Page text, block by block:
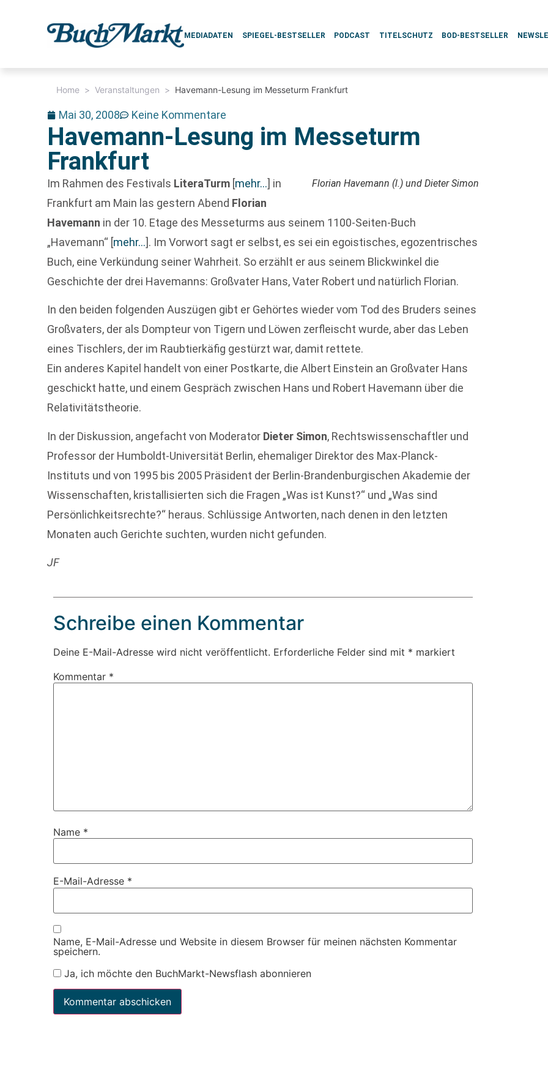
MEDIADATEN SPIEGEL-BESTSELLER PODCAST TITELSCHUTZ BOD-BESTSELLER
Home > Veranstaltungen > Havemann-Lesung im Messeturm Frankfurt
Mai 30, 2008 Keine Kommentare
Havemann-Lesung im Messeturm
Frankfurt
Florian Havemann (l.) und Dieter Simon
Im Rahmen des Festivals LiteraTurm [mehr…] in
Frankfurt am Main las gestern Abend Florian
Havemann in der 10. Etage des Messeturms aus seinem 1100-Seiten-Buch
„Havemann“ [mehr…]. Im Vorwort sagt er selbst, es sei ein egoistisches, egozentrisches
Buch, eine Verkündung seiner Wahrheit. So erzählt er aus seinem Blickwinkel die
Geschichte der drei Havemanns: Großvater Hans, Vater Robert und natürlich Florian.
In den beiden folgenden Auszügen gibt er Gehörtes wieder vom Tod des Bruders seines
Großvaters, der als Dompteur von Tigern und Löwen zerfleischt wurde, aber das Leben
eines Tischlers, der im Raubtierkäfig gestürzt war, damit rettete.
Ein anderes Kapitel handelt von einer Postkarte, die Albert Einstein an Großvater Hans
geschickt hatte, und einem Gespräch zwischen Hans und Robert Havemann über die
Relativitätstheorie.
In der Diskussion, angefacht von Moderator Dieter Simon, Rechtswissenschaftler und
Professor der Humboldt-Universität Berlin, ehemaliger Direktor des Max-Planck-
Instituts und von 1995 bis 2005 Präsident der Berlin-Brandenburgischen Akademie der
Wissenschaften, kristallisierten sich die Fragen „Was ist Kunst?“ und „Was sind
Persönlichkeitsrechte?“ heraus. Schlüssige Antworten, nach denen in den letzten
Monaten auch Gerichte suchten, wurden nicht gefunden.
JF
Schreibe einen Kommentar
Deine E-Mail-Adresse wird nicht veröffentlicht. Erforderliche Felder sind mit * markiert
Kommentar *
Name *
E-Mail-Adresse *
Name, E-Mail-Adresse und Website in diesem Browser für meinen nächsten Kommentar
speichern.
Ja, ich möchte den BuchMarkt-Newsflash abonnieren